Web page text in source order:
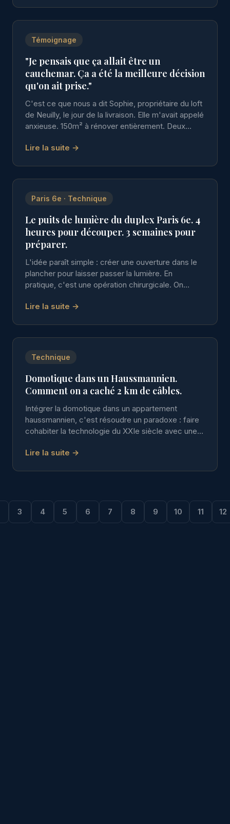
Témoignage
"Je pensais que ça allait être un
cauchemar. Ça a été la meilleure décision
qu'on ait prise."
C'est ce que nous a dit Sophie, propriétaire du loft
de Neuilly, le jour de la livraison. Elle m'avait appelé
anxieuse. 150m² à rénover entièrement. Deux
Lire la suite →
Paris 6e · Technique
Le puits de lumière du duplex Paris 6e. 4
heures pour découper. 3 semaines pour
préparer.
L'idée paraît simple : créer une ouverture dans le
plancher pour laisser passer la lumière. En
pratique, c'est une opération chirurgicale. On
trompe.
Lire la suite →
Technique
Domotique dans un Haussmannien.
Comment on a caché 2 km de câbles.
Intégrer la domotique dans un appartement
haussmannien, c'est résoudre un paradoxe : faire
cohabiter la technologie du XXIe siècle avec une
Lire la suite →
3 4 5 6 7 8 9 10 11 12